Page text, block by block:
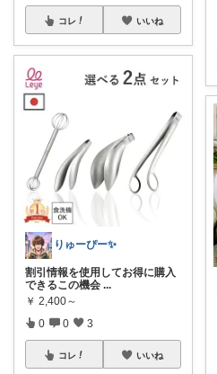
コレ いいね
りゅーぴー✨
割引情報を使用してお得に購入
できるこの機会 ...
￥ 2,400～
0 0 3
コレ いいね